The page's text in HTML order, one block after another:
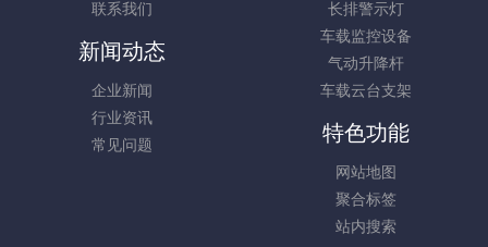
联系我们
长排警示灯
车载监控设备
气动升降杆
车载云台支架
新闻动态
企业新闻
行业资讯
常见问题
特色功能
网站地图
聚合标签
站内搜索